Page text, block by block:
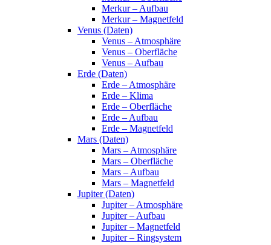
Merkur – Aufbau
Merkur – Magnetfeld
Venus (Daten)
Venus – Atmosphäre
Venus – Oberfläche
Venus – Aufbau
Erde (Daten)
Erde – Atmosphäre
Erde – Klima
Erde – Oberfläche
Erde – Aufbau
Erde – Magnetfeld
Mars (Daten)
Mars – Atmosphäre
Mars – Oberfläche
Mars – Aufbau
Mars – Magnetfeld
Jupiter (Daten)
Jupiter – Atmosphäre
Jupiter – Aufbau
Jupiter – Magnetfeld
Jupiter – Ringsystem